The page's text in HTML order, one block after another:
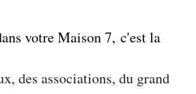
votre Maison​​​​​​​7, c'est la
des associations, du grand